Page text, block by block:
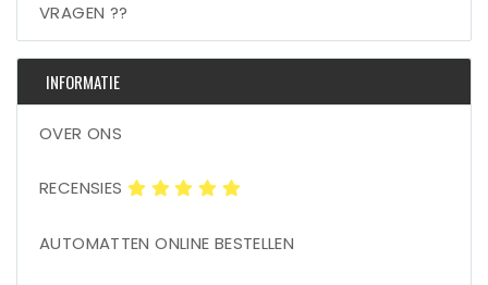
VRAGEN ??
INFORMATIE
OVER ONS
RECENSIES
AUTOMATTEN ONLINE BESTELLEN